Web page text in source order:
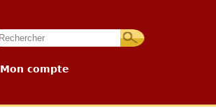
Mon compte